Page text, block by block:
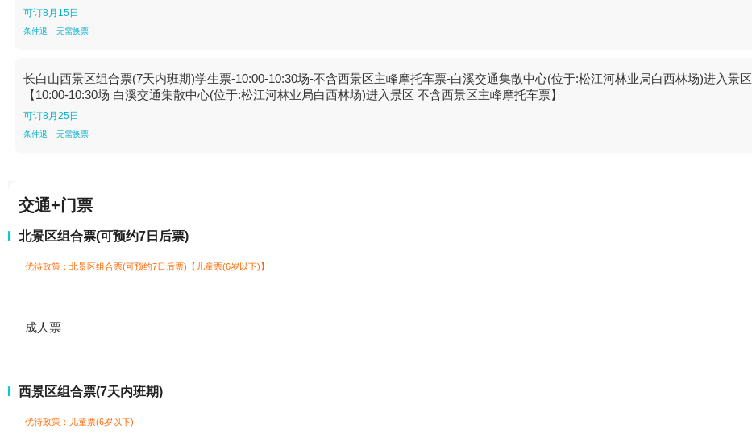
可订8月15日
条件退 无需换票
长白山西景区组合票(7天内班期)学生票-10:00-10:30场-不含西景区主峰摩托车票-白溪交通集散中心(位于:松江河林业局白西林场)进入景区
【10:00-10:30场 白溪交通集散中心(位于:松江河林业局白西林场)进入景区 不含西景区主峰摩托车票】
可订8月25日
条件退 无需换票
交通+门票
北景区组合票(可预约7日后票)
优待政策：北景区组合票(可预约7日后票)【儿童票(6岁以下)】
成人票
西景区组合票(7天内班期)
优待政策：儿童票(6岁以下)